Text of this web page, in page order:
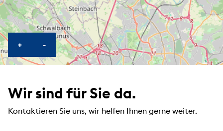
+KARTE HEREINZOOMEN
-KARTE HERAUSZOOMEN
Wir sind für Sie da.
Kontaktieren Sie uns, wir helfen Ihnen gerne weiter.